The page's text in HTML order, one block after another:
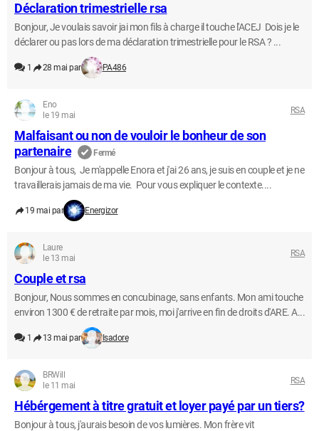
Déclaration trimestrielle rsa
Bonjour, Je voulais savoir jai mon fils à charge il touche l'ACEJ Dois je le
déclarer ou pas lors de ma déclaration trimestrielle pour le RSA ? ...
1 28 mai par PA486
Eno
le 19 mai
RSA
Malfaisant ou non de vouloir le bonheur de son
partenaire
Fermé
Bonjour à tous, Je m'appelle Enora et j'ai 26 ans, je suis en couple et je ne
travaillerais jamais de ma vie. Pour vous expliquer le contexte....
19 mai par Energizor
Laure
le 13 mai
RSA
Couple et rsa
Bonjour, Nous sommes en concubinage, sans enfants. Mon ami touche
environ 1300 € de retraite par mois, moi j'arrive en fin de droits d'ARE. A...
1 13 mai par Isadore
BRWill
le 11 mai
RSA
Hébérgement à titre gratuit et loyer payé par un tiers?
Bonjour à tous, j'aurais besoin de vos lumières. Mon frère vit